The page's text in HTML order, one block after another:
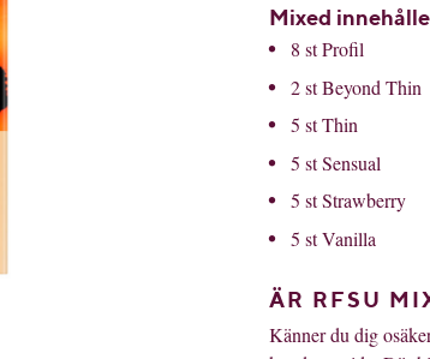
Mixed
8 st Profil
2 st Beyond Thin
5 st Thin
5 st Sensual
5 st Strawberry
5 st Vanilla
ÄR RFSU
Känner du dig